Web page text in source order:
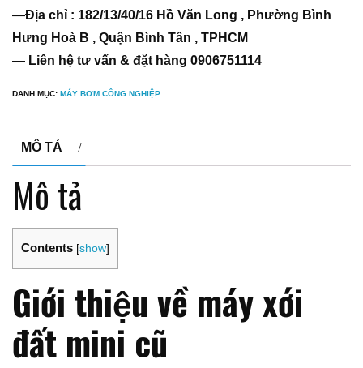
—Địa chỉ : 182/13/40/16 Hồ Văn Long , Phường Bình
Hưng Hoà B , Quận Bình Tân , TPHCM
— Liên hệ tư vấn & đặt hàng 0906751114
DANH MỤC: MÁY BƠM CÔNG NGHIỆP
MÔ TẢ
Mô tả
Contents [show]
Giới thiệu về máy xới
đất mini cũ